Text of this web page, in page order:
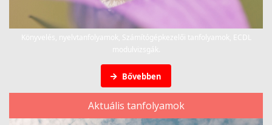
Bővebben
Aktuális tanfolyamok